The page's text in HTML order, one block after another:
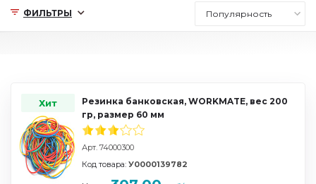
ФИЛЬТРЫ
Хит
Резинка банковская, WORKMATE, вес 200
гр, размер 60 мм
Арт. 74000300
Код товара: У0000139782